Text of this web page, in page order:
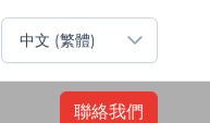
Sprache auswählen
中文 (繁體)
聯絡我們